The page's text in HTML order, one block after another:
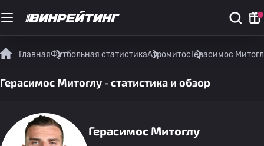
ГлавнаяФутбольная статистикаАтромитосГерасимос
Герасимос Митоглу - статистика и обзор
Герасимос Митоглу